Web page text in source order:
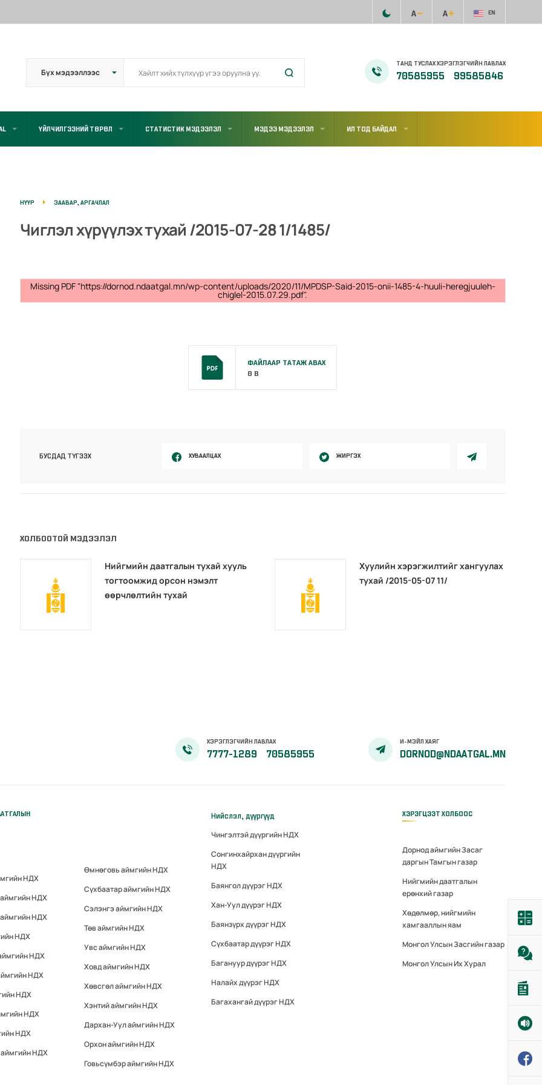
EN
ТАНД ТУСЛАХ ХЭРЭГЛЭГЧИЙН ЛАВЛАХ
70585955 99585846
ҮЙЛЧИЛГЭЭНИЙ ТӨРӨЛ СТАТИСТИК МЭДЭЭЛЭЛ МЭДЭЭ МЭДЭЭЛЭЛ ИЛ ТОД БАЙДАЛ
НҮҮР ЗААВАР, АРГАЧЛАЛ
Чиглэл хүрүүлэх тухай /2015-07-28 1/1485/
Missing PDF "https://dornod.ndaatgal.mn/wp-content/uploads/2020/11/MPDSP-Said-2015-onii-1485-4-huuli-heregjuuleh-
chiglel-2015.07.29.pdf".
ФАЙЛААР ТАТАЖ АВАХ
0 B
БУСДАД ТҮГЭЭХ ХУВААЛЦАХ ЖИРГЭХ
ХОЛБООТОЙ МЭДЭЭЛЭЛ
Нийгмийн даатгалын тухай хууль
тогтоомжид орсон нэмэлт
өөрчлөлтийн тухай
Хуулийн хэрэгжилтийг хангуулах
тухай /2015-05-07 11/
ХЭРЭГЛЭГЧИЙН ЛАВЛАХ
7777-1289 70585955
И-МЭЙЛ ХАЯГ
DORNOD@NDAATGAL.MN
НДХ
НДХ
НДХ
НДХ
НДХ
НДХ
НДХ
НДХ
НДХ
НДХ
Өмнөговь аймгийн НДХ
Сүхбаатар аймгийн НДХ
Сэлэнгэ аймгийн НДХ
Төв аймгийн НДХ
Увс аймгийн НДХ
Ховд аймгийн НДХ
Хөвсгөл аймгийн НДХ
Хэнтий аймгийн НДХ
Дархан-Уул аймгийн НДХ
Орхон аймгийн НДХ
Говьсүмбэр аймгийн НДХ
Нийслэл, дүүргүүд
Чингэлтэй дүүргийн НДХ
Сонгинхайрхан дүүргийн
НДХ
Баянгол дүүрэг НДХ
Хан-Уул дүүрэг НДХ
Баянзүрх дүүрэг НДХ
Сүхбаатар дүүрэг НДХ
Багануур дүүрэг НДХ
Налайх дүүрэг НДХ
Багахангай дүүрэг НДХ
ХЭРЭГЦЭЭТ ХОЛБООС
Дорнод аймгийн Засаг
даргын Тамгын газар
Нийгмийн даатгалын
ерөнхий газар
Хөдөлмөр, нийгмийн
хамгааллын яам
Монгол Улсын Засгийн газар
Монгол Улсын Их Хурал